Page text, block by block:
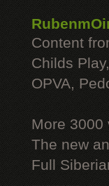
Content
Childs
OPVA,
More 3000
The new
Full